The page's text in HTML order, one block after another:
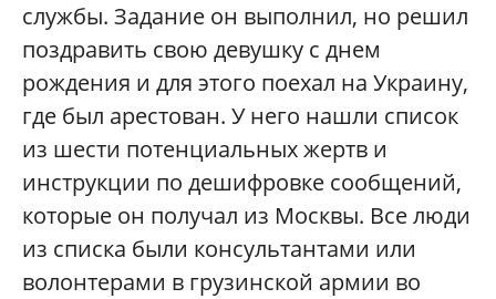
службы. Задание он выполнил, но решил
поздравить свою девушку с днем
рождения и для этого поехал на Украину,
где был арестован. У него нашли список
из шести потенциальных жертв и
инструкции по дешифровке сообщений,
которые он получал из Москвы. Все люди
из списка были консультантами или
волонтерами в грузинской армии во